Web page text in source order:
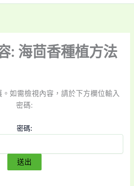
: 海茴香種植方法
如需檢視內容，請於下方欄位輸入
密碼:
密碼: